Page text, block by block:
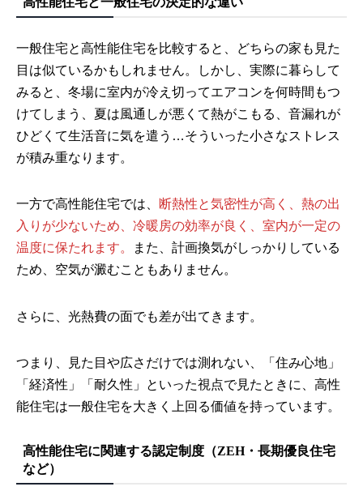
一般住宅と高性能住宅を比較すると、どちらの家も見た
目は似ているかもしれません。しかし、実際に暮らして
みると、冬場に室内が冷え切ってエアコンを何時間もつ
けてしまう、夏は風通しが悪くて熱がこもる、音漏れが
ひどくて生活音に気を遣う…そういった小さなストレス
が積み重なります。
一方で高性能住宅では、
断熱性と気密性が高く、熱の出
入りが少ないため、冷暖房の効率が良く、室内が一定の
温度に保たれます。
また、計画換気がしっかりしている
ため、空気が澱むこともありません。
さらに、光熱費の面でも差が出てきます。
つまり、見た目や広さだけでは測れない、「住み心地」
「経済性」「耐久性」といった視点で見たときに、高性
能住宅は一般住宅を大きく上回る価値を持っています。
高性能住宅に関連する認定制度（ZEH・長期優良住宅
など）